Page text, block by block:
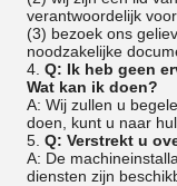
verantwoordelijk
(3) bezoek ons
noodzakelijke
4. Q: Ik heb geen
Wat kan ik doen?
A: Wij zullen u
doen, kunt u naar
5. Q: Verstrekt u
A: De
diensten zijn